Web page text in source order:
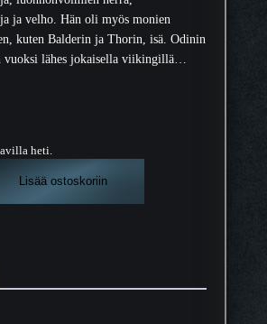
ja velho. Hän oli myös monien
kuten Balderin ja Thorin, isä. Odinin
vuoksi lähes jokaisella viikingillä…
heti.
Lisää ostoskoriin